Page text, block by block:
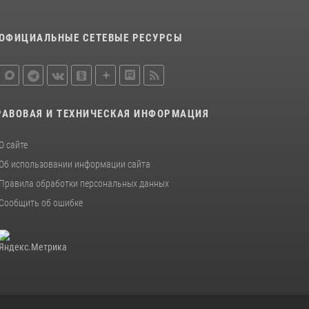
Представитель Росгвардии принял участие в
петербургском цифровом форуме
19 июля 2026, 09:24 2
В Ленобласти сотрудники Росгвардии
16 июля 2026, 10:58
СЕТЕВЫЕ РЕСУРСЫ
И ТЕХНИЧЕСКАЯ ИНФОРМАЦИЯ
О сайте
Об использовании информации сайта
Правила обработки персональных данных
Сообщить об ошибке